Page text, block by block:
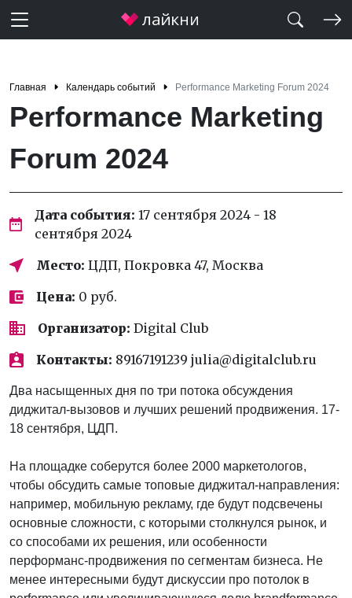
Главная Календарь событий Performance Marketing Forum 2024
Performance Marketing
Forum 2024
Дата события: 17 сентября 2024 - 18
сентября 2024
Место: ЦДП, Покровка 47, Москва
Цена: 0 руб.
Организатор: Digital Club
Контакты: 89167191239 julia@digitalclub.ru
Два насыщенных дня по три потока обсуждения
диджитал-вызовов и лучших решений продвижения. 17-
18 сентября, ЦДП.
На площадке соберутся более 2000 маркетологов,
чтобы обсудить самые топовые диджитал-направления:
например, мобильную рекламу, где будут подсвечены
основные сложности, с которыми столкнулся рынок, и
со способами их решения, или особенности
перформанс-продвижения по сегментам бизнеса. Не
менее интересными будут дискуссии про потолок в